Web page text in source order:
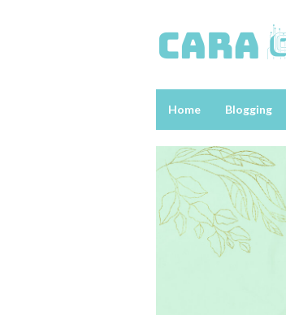
Home Blogging